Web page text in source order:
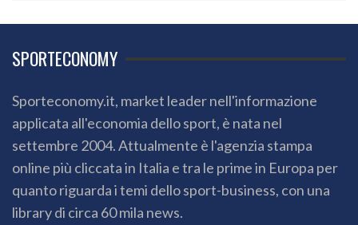
SPORTECONOMY
Sporteconomy.it, market leader nell'informazione
applicata all'economia dello sport, è nata nel
settembre 2004. Attualmente è l'agenzia stampa
online più cliccata in Italia e tra le prime in Europa per
quanto riguarda i temi dello sport-business, con una
library di circa 60 mila news.